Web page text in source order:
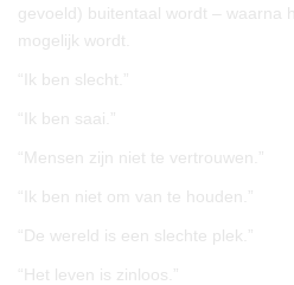
gevoeld) buitentaal wordt – waarna
mogelijk wordt.
“Ik ben slecht.”
“Ik ben saai.”
“Mensen zijn niet te vertrouwen.”
“Ik ben niet om van te houden.”
“De wereld is een slechte plek.”
“Het leven is zinloos.”